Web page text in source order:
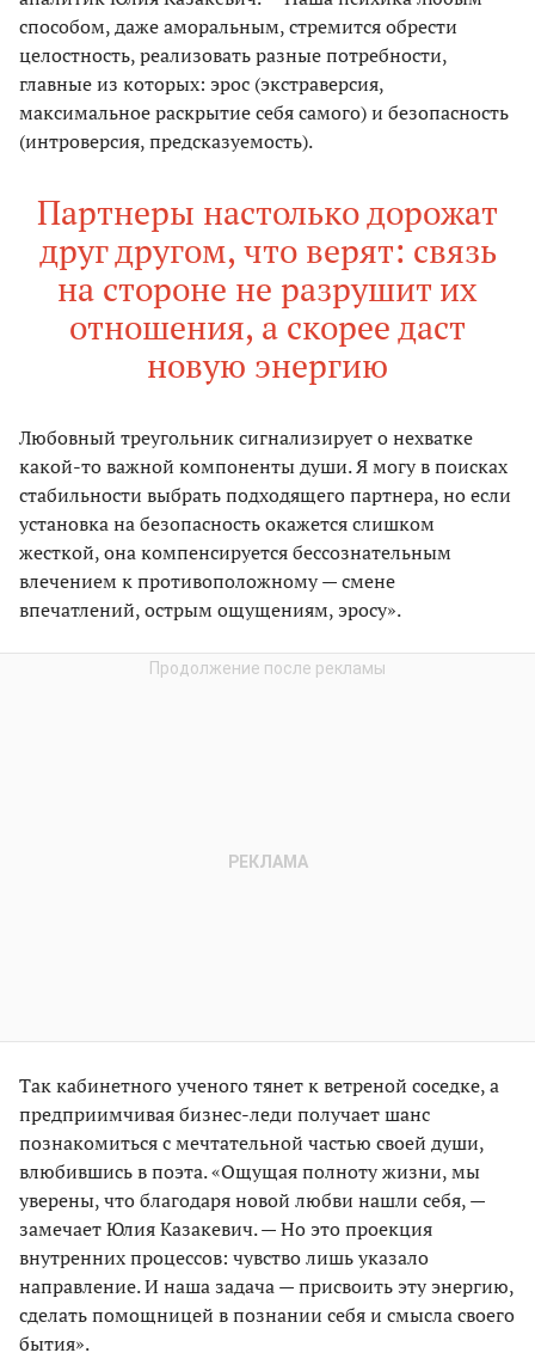
способом, даже аморальным, стремится обрести
целостность, реализовать разные потребности,
главные из которых: эрос (экстраверсия,
максимальное раскрытие себя самого) и безопасность
(интроверсия, предсказуемость).
Партнеры настолько дорожат
друг другом, что верят: связь
на стороне не разрушит их
отношения, а скорее даст
новую энергию
Любовный треугольник сигнализирует о нехватке
какой-то важной компоненты души. Я могу в поисках
стабильности выбрать подходящего партнера, но если
установка на безопасность окажется слишком
жесткой, она компенсируется бессознательным
влечением к противоположному — смене
впечатлений, острым ощущениям, эросу».
Так кабинетного ученого тянет к ветреной соседке, а
предприимчивая бизнес-леди получает шанс
познакомиться с мечтательной частью своей души,
влюбившись в поэта. «Ощущая полноту жизни, мы
уверены, что благодаря новой любви нашли себя, —
замечает Юлия Казакевич. — Но это проекция
внутренних процессов: чувство лишь указало
направление. И наша задача — присвоить эту энергию,
сделать помощницей в познании себя и смысла своего
бытия».